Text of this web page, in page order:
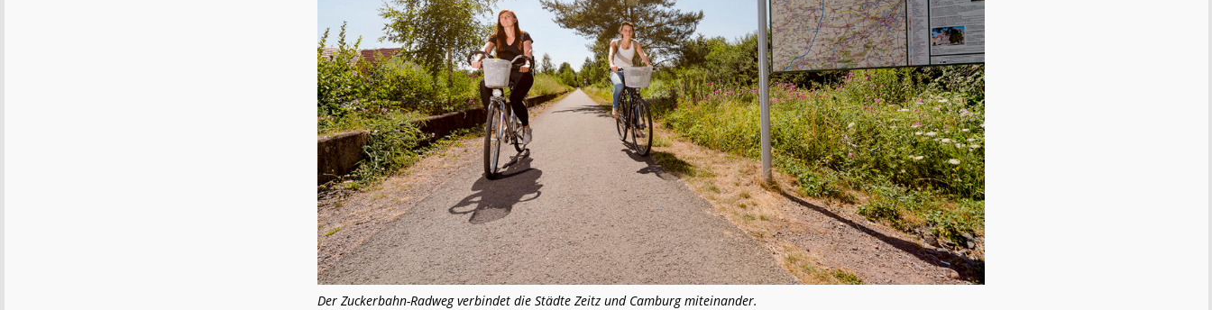
Der Zuckerbahn-Radweg verbindet die Städte Zeitz und Camburg miteinander.